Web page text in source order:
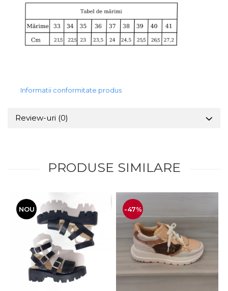
Informatii conformitate produs
Review-uri (0)
PRODUSE SIMILARE
NOU -47%